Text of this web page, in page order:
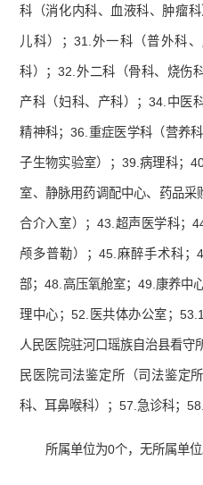
科（消化内科、血液科、肿瘤
儿科）；31.外一科（普外科
科）；32.外二科（骨科、烧伤
产科（妇科、产科）；34.中医
精神科；36.重症医学科（营养
子生物实验室）；39.病理科；
室、静脉用药调配中心、药品
合介入室）；43.超声医学科；
颅多普勒）；45.麻醉手术科
部；48.高压氧舱室；49.康养中
理中心；52.医共体办公室；
人民医院驻河口瑶族自治县看守
民医院司法鉴定所（司法鉴定
科、耳鼻喉科）；57.急诊科；
所属单位为0个，无所属单位